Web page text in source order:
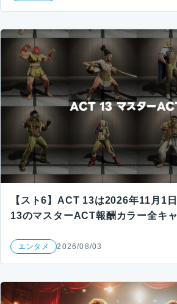
【スト6】ACT 13は2026年11月1
13のマスターACT報酬カラー全キ
エンタメ 2026/08/03